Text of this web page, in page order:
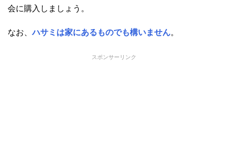
会に購入しましょう。
なお、ハサミは家にあるものでも構いません。
スポンサーリンク